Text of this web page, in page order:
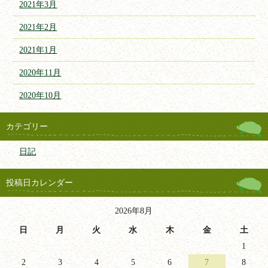
2021年3月
2021年2月
2021年1月
2020年11月
2020年10月
カテゴリー
日記
投稿日カレンダー
2026年8月
日 月 火 水 木 金
土
1
2
3 4 5 6 7 8